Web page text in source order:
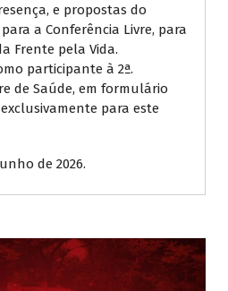
e propostas do
a Conferência Livre, para
Frente pela Vida.
participante à 2ª.
de Saúde, em formulário
para este
de 2026.